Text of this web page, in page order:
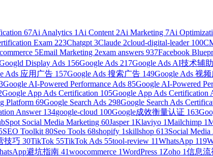
67Ai Analytics 1 Ai Content 2Ai Marketing 7Ai
Exam 223Chatgpt 3Claude 2cloud-digital-leader 100
5Email Marketing 2exam answers 937Facebook
Display Ads 156Google Ads 217Google Ads AI技术辅
Ads 应用广告 157Google Ads 搜索广告 149Google Ads 视
Google AI-Powered Performance Ads 85Google AI-Powered
Google App Ads Certification 105Google App Ads Certification
Platform 69Google Search Ads 298Google Search Ads
Answer 134google-cloud 100Google成效衡量认证 163
Social Media Marketing 60Jasper 1Klaviyo 1Mailchimp 1
SEO Toolkit 80Seo Tools 68shopify 1skillshop 613Social Media
技巧 30TikTok 55TikTok Ads 55tool-review 11WhatsApp 119
避坑指南 41woocommerce 1WordPress 1 Zoho 1信息流